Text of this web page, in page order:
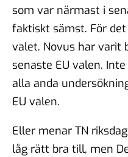
som var närmast i
faktiskt sämst. För
valet. Novus har varit
senaste EU valen.
alla anda
EU valen.
Eller menar TN
låg rätt bra till, men